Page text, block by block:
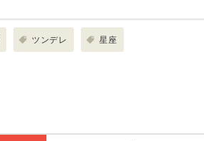
ツンデレ 星座